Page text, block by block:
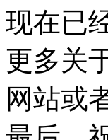
现在已
更多关
网站或